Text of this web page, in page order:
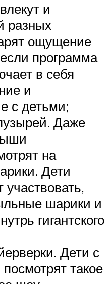
и
разных
ощущение
программа
в себя
и
с детьми;
Даже
на
Дети
участвовать,
шарики и
гигантского
Дети с
такое